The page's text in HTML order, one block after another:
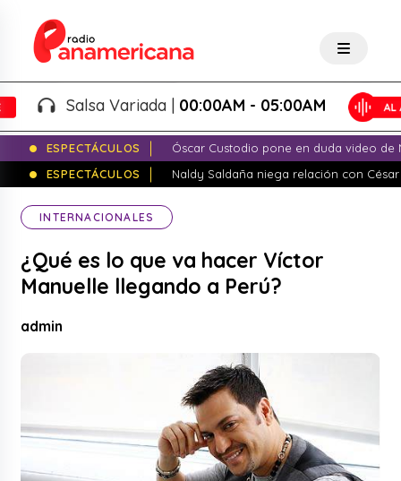
Salsa Variada |00:00AM - 05:00AM
ESPECTÁCULOS
Óscar Custodio pone en duda video de
ESPECTÁCULOS
Naldy Saldaña niega relación con
INTERNACIONALES
¿Qué es lo que va hacer Víctor
Manuelle llegando a Perú?
admin